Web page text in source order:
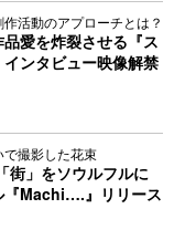
活動のアプローチとは？
愛を炸裂させる『ス
ンタビュー映像解禁
撮影した花束
街」をソウルフルに
『Machi….』リリース